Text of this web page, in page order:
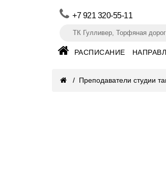
+7 921 320-55-11
ТК Гулливер, Торфяная
РАСПИСАНИЕ
Преподаватели студии